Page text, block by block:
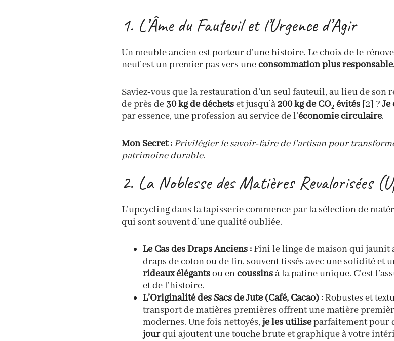
1. L’Âme du Fauteuil et l’Urgence d’Agir
Un meuble ancien est porteur d’une histoire. Le choix de le
neuf est un premier pas vers uneconsommation plus responsable.
Saviez-vous que la restauration d’un seul fauteuil, au lieu de son
de près de30 kg de déchetset jusqu’à200 kg de CO₂ évités [2] ?
par essence, une profession au service de l’économie circulaire.
Mon Secret : Privilégier le savoir-faire de l’artisan pour
patrimoine durable.
2. La Noblesse des Matières Revalorisées
L’upcycling dans la tapisserie commence par la sélection de
qui sont souvent d’une qualité oubliée.
Le Cas des Draps Anciens :Fini le linge de maison qui jaunit
draps de coton ou de lin, souvent tissés avec une solidité et
rideaux élégantsou encoussinsà la patine unique. C’est
et de l’histoire.
L’Originalité des Sacs de Jute (Café, Cacao) :Robustes et
transport de matières premières offrent une matière
modernes. Une fois nettoyés,je les utiliseparfaitement pour
jourqui ajoutent une touche brute et graphique à votre